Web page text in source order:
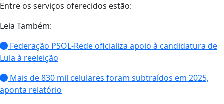
Entre os serviços oferecidos estão:
Leia Também:
Federação PSOL-Rede oficializa apoio à candidatura de
Lula à reeleição
Mais de 830 mil celulares foram subtraídos em 2025,
aponta relatório